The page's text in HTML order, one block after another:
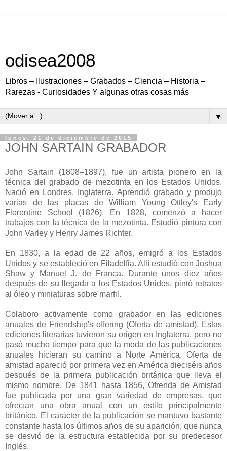
odisea2008
Libros – Ilustraciones – Grabados – Ciencia – Historia –
Rarezas - Curiosidades Y algunas otras cosas más
▼
lunes, 21 de diciembre de 2015
JOHN SARTAIN GRABADOR
John Sartain (1808–1897), fue un artista pionero en la
técnica del grabado de mezotinta en los Estados Unidos.
Nació en Londres, Inglaterra. Aprendió grabado y produjo
varias de las placas de William Young Ottley's Early
Florentine School (1826). En 1828, comenzó a hacer
trabajos con la técnica de la mezotinta. Estudió pintura con
John Varley y Henry James Richter.
En 1830, a la edad de 22 años, emigró a los Estados
Unidos y se estableció en Filadelfia. Allí estudió con Joshua
Shaw y Manuel J. de Franca. Durante unos diez años
después de su llegada a los Estados Unidos, pintó retratos
al óleo y miniaturas sobre marfil.
Colaboro activamente como grabador en las ediciones
anuales de Friendship's offering (Oferta de amistad). Estas
ediciones literarias tuvieron su origen en Inglaterra, pero no
pasó mucho tiempo para que la moda de las publicaciones
anuales hicieran su camino a Norte América. Oferta de
amistad apareció por primera vez en América dieciséis años
después de la primera publicación británica que lleva el
mismo nombre. De 1841 hasta 1856, Ofrenda de Amistad
fue publicada por una gran variedad de empresas, que
ofrecían una obra anual con un estilo principalmente
británico. El carácter de la publicación se mantuvo bastante
constante hasta los últimos años de su aparición, que nunca
se desvió de la estructura establecida por su predecesor
Inglés.